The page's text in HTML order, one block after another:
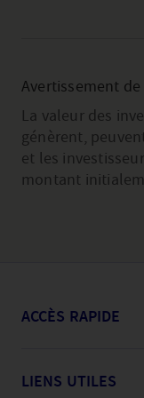
Avertissement
La valeur des
génèrent,
et les
montant
ACCÈS RAPIDE
LIENS UTILES